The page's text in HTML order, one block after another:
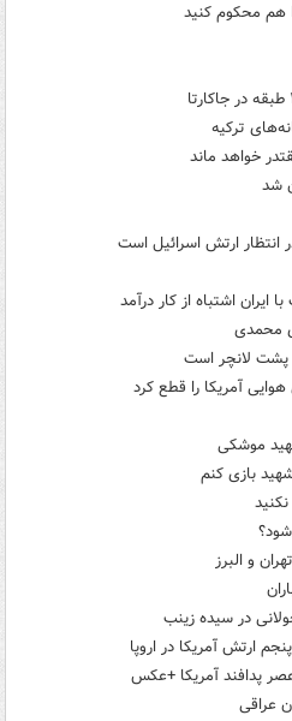
هم محکوم کنید
ترکیه
خواهد ماند
شد
ارتش اسرائیل است
اشتباه از کار درآمد
محمدی
پشت لانچر است
آمریکا را قطع کرد
موشکی
بازی کنم
و البرز
در سیده زینب
ارتش آمریکا در اروپا
عراقی